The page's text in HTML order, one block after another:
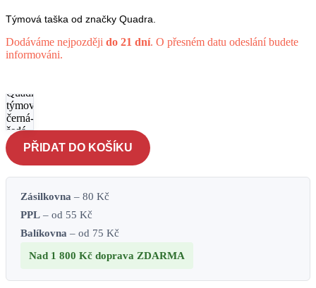
Týmová taška od značky Quadra.
Dodáváme nejpozději do 21 dní. O přesném datu odeslání budete
informováni.
Quadra
týmová -
černá-
šedá
množstvíPŘIDAT DO KOŠÍKU
Zásilkovna – 80 Kč
PPL – od 55 Kč
Balíkovna – od 75 Kč
Nad 1 800 Kč doprava ZDARMA